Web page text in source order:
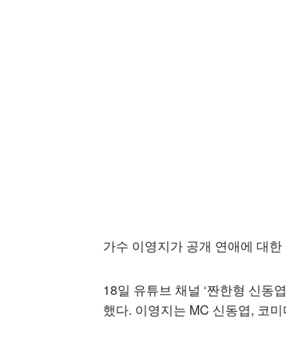
가수 이영지가 공개 연애에 대
18일 유튜브 채널 ‘짠한형 신동
했다. 이영지는 MC 신동엽, 코